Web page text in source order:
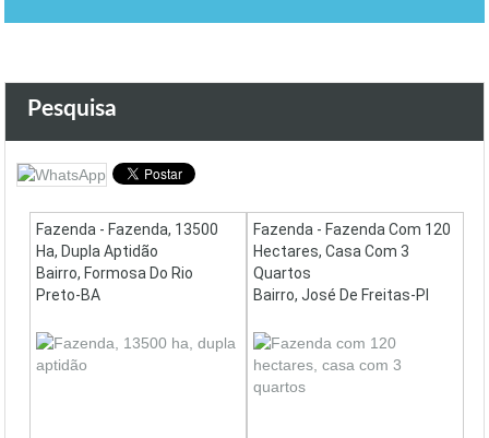
Pesquisa
Fazenda - Fazenda, 13500
Ha, Dupla Aptidão
Bairro, Formosa Do Rio
Preto-BA
Fazenda - Fazenda Com 120
Hectares, Casa Com 3
Quartos
Bairro, José De Freitas-PI